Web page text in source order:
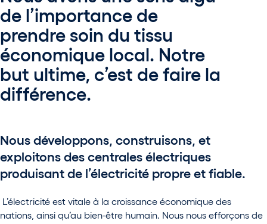
de l’importance de
prendre soin du tissu
économique local. Notre
but ultime, c’est de faire la
différence.
Nous développons, construisons, et
exploitons des centrales électriques
produisant de l’électricité propre et fiable.
L’électricité est vitale à la croissance économique des
nations, ainsi qu’au bien-être humain. Nous nous efforçons de